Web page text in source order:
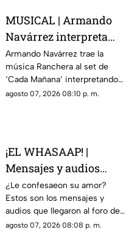
MUSICAL | Armando
Navárrez interpreta
'Corazón en modo
Avión' EN VIVO
Armando Navárrez trae la
música Ranchera al set de
‘Cada Mañana’ interpretando
su canción ‘Corazón en modo
agosto 07, 2026 08:10 p. m.
¡EL WHASAAP! |
Mensajes y audios
llegaron al foro de
'Cada mañana'; parte 1
¿Le confesaeon su amor?
Estos son los mensajes y
audios que llegaron al foro de
‘Cada mañana’ estuvieron
agosto 07, 2026 08:08 p. m.